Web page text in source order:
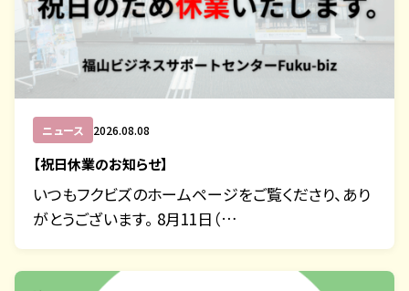
ニュース 2026.08.08
【祝日休業のお知らせ】
いつもフクビズのホームページをご覧くださり、あり
がとうございます。 8月11日（…